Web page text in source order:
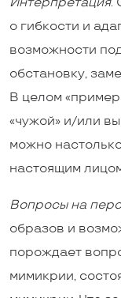
о гибкости и
возможности
обстановку,
В целом
«чужой» и/или
можно
настоящим
Вопросы на
образов и
порождает
мимикрии,